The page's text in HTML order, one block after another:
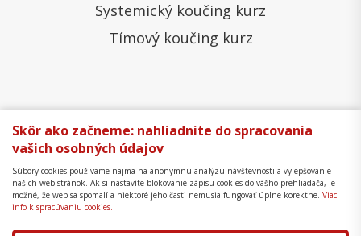
Systemický koučing kurz
Tímový koučing kurz
Všeobecné obchodné podmienky
Správa cookies
Ochrana osobných údajov
Formulár na odstúpenie
Mapa stránky
Copyright © 2018 - 2026 Business Coaching College,
s.r.o.
Skôr ako začneme: nahliadnite do spracovania
vašich osobných údajov
Súbory cookies používame najmä na anonymnú analýzu návštevnosti a vylepšovanie
našich web stránok. Ak si nastavíte blokovanie zápisu cookies do vášho prehliadača, je
možné, že web sa spomalí a niektoré jeho časti nemusia fungovať úplne korektne. Viac
info k spracúvaniu cookies.